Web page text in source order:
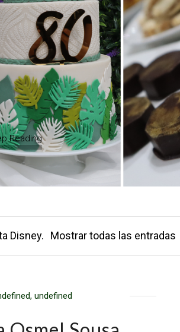
Reading
Disney. Mostrar todas las entradas
undefined